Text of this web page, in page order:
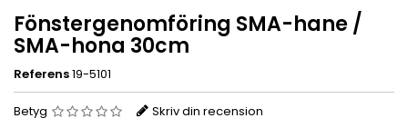
Fönstergenomföring SMA-hane /
SMA-hona 30cm
Referens19-5101
Betyg Skriv din recension